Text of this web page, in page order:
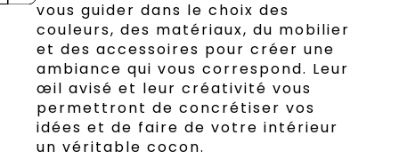
vous guider dans le choix des
couleurs, des matériaux, du mobilier
et des accessoires pour créer une
ambiance qui vous correspond. Leur
œil avisé et leur créativité vous
permettront de concrétiser vos
idées et de faire de votre intérieur
un véritable cocon.